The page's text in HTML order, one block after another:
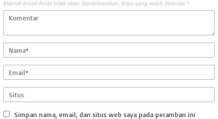
Alamat email Anda tidak akan dipublikasikan. Ruas yang wajib ditandai *
Simpan nama, email, dan situs web saya pada peramban ini